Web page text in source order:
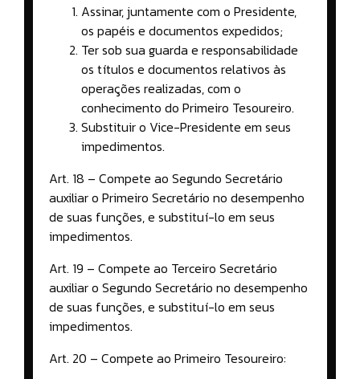
Assinar, juntamente com o Presidente,
os papéis e documentos expedidos;
Ter sob sua guarda e responsabilidade
os títulos e documentos relativos às
operações realizadas, com o
conhecimento do Primeiro Tesoureiro.
Substituir o Vice-Presidente em seus
impedimentos.
Art. 18 – Compete ao Segundo Secretário
auxiliar o Primeiro Secretário no desempenho
de suas funções, e substituí-lo em seus
impedimentos.
Art. 19 – Compete ao Terceiro Secretário
auxiliar o Segundo Secretário no desempenho
de suas funções, e substituí-lo em seus
impedimentos.
Art. 20 – Compete ao Primeiro Tesoureiro: